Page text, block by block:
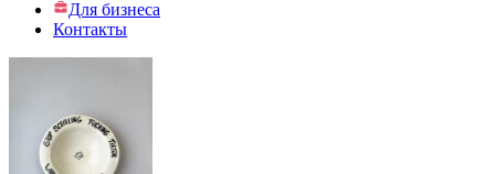
Для бизнеса
Контакты